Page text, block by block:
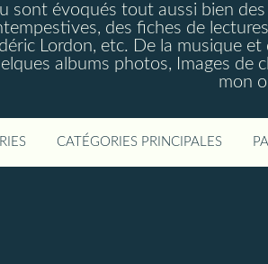
sont évoqués tout aussi bien
des fiches de
Lordon, etc. De la musique
albums photos, Images de
mon
CATÉGORIES PRINCIPALES